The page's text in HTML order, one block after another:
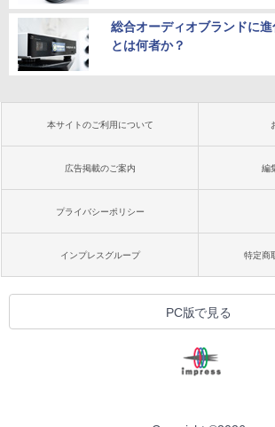
総合オーディオブランドに
とは何者か？
本サイトのご利用について
広告掲載のご案内 編
プライバシーポリシー
インプレスグループ 特定商
PC版で見る